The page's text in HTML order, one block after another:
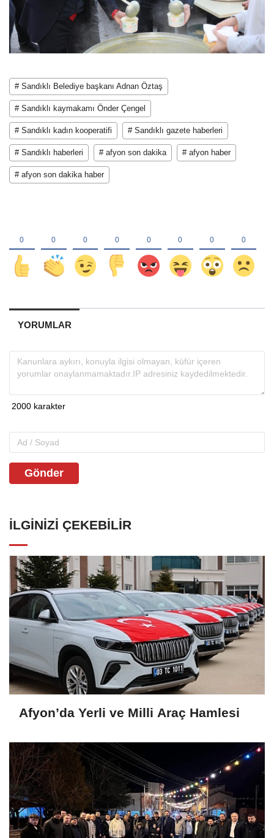
# Sandıklı Belediye başkanı Adnan Öztaş
# Sandıklı kaymakamı Önder Çengel
# Sandıklı kadın kooperatifi # Sandıklı gazete haberleri
# Sandıklı haberleri # afyon son dakika # afyon haber
# afyon son dakika haber
YORUMLAR
Gönder
İLGINIZI ÇEKEBILIR
Afyon’da Yerli ve Milli Araç Hamlesi